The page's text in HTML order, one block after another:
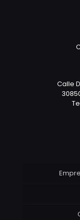
Calle